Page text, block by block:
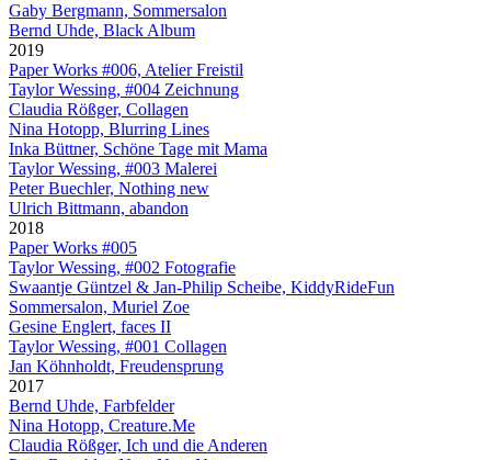
Gaby Bergmann, Sommersalon
Bernd Uhde, Black Album
2019
Paper Works #006, Atelier Freistil
Taylor Wessing, #004 Zeichnung
Claudia Rößger, Collagen
Nina Hotopp, Blurring Lines
Inka Büttner, Schöne Tage mit Mama
Taylor Wessing, #003 Malerei
Peter Buechler, Nothing new
Ulrich Bittmann, abandon
2018
Paper Works #005
Taylor Wessing, #002 Fotografie
Swaantje Güntzel & Jan-Philip Scheibe, KiddyRideFun
Sommersalon, Muriel Zoe
Gesine Englert, faces II
Taylor Wessing, #001 Collagen
Jan Köhnholdt, Freudensprung
2017
Bernd Uhde, Farbfelder
Nina Hotopp, Creature.Me
Claudia Rößger, Ich und die Anderen